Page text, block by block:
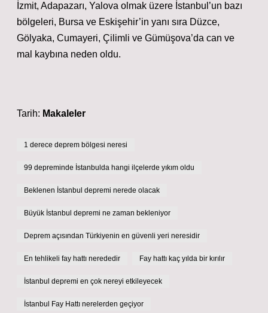
İzmit, Adapazarı, Yalova olmak üzere İstanbul’un bazı
bölgeleri, Bursa ve Eskişehir’in yanı sıra Düzce,
Gölyaka, Cumayeri, Çilimli ve Gümüşova’da can ve
mal kaybına neden oldu.
Tarih: Makaleler
1 derece deprem bölgesi neresi
99 depreminde İstanbulda hangi ilçelerde yıkım oldu
Beklenen İstanbul depremi nerede olacak
Büyük İstanbul depremi ne zaman bekleniyor
Deprem açısından Türkiyenin en güvenli yeri neresidir
En tehlikeli fay hattı nerededir Fay hattı kaç yılda bir kırılır
İstanbul depremi en çok nereyi etkileyecek
İstanbul Fay Hattı nerelerden geçiyor